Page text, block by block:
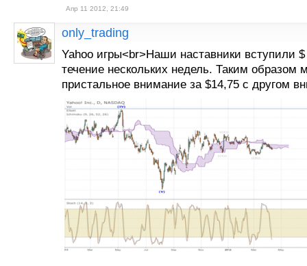
Апр 11 2012, 21:49
only_trading
Yahoo игры<br>Наши наставники вступили
течение нескольких недель. Таким
пристальное внимание за $14,75 с другом